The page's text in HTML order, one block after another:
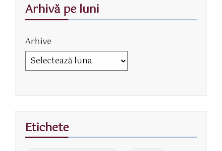
Arhivă pe luni
Arhive
Etichete